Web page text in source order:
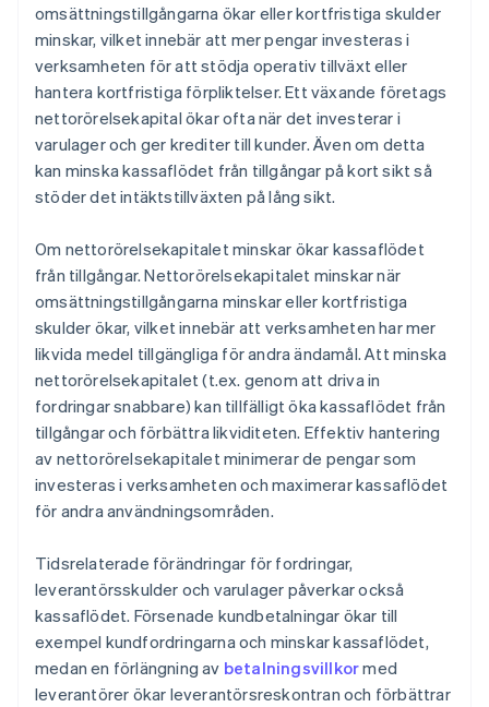
omsättningstillgångarna ökar eller kortfristiga skulder
minskar, vilket innebär att mer pengar investeras i
verksamheten för att stödja operativ tillväxt eller
hantera kortfristiga förpliktelser. Ett växande företags
nettorörelsekapital ökar ofta när det investerar i
varulager och ger krediter till kunder. Även om detta
kan minska kassaflödet från tillgångar på kort sikt så
stöder det intäktstillväxten på lång sikt.
Om nettorörelsekapitalet minskar ökar kassaflödet
från tillgångar. Nettorörelsekapitalet minskar när
omsättningstillgångarna minskar eller kortfristiga
skulder ökar, vilket innebär att verksamheten har mer
likvida medel tillgängliga för andra ändamål. Att minska
nettorörelsekapitalet (t.ex. genom att driva in
fordringar snabbare) kan tillfälligt öka kassaflödet från
tillgångar och förbättra likviditeten. Effektiv hantering
av nettorörelsekapitalet minimerar de pengar som
investeras i verksamheten och maximerar kassaflödet
för andra användningsområden.
Tidsrelaterade förändringar för fordringar,
leverantörsskulder och varulager påverkar också
kassaflödet. Försenade kundbetalningar ökar till
exempel kundfordringarna och minskar kassaflödet,
medan en förlängning av betalningsvillkormed
leverantörer ökar leverantörsreskontran och förbättrar